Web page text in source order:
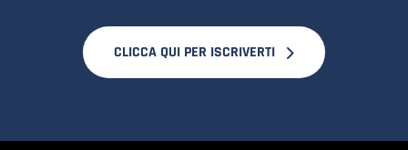
CLICCA QUI PER ISCRIVERTI